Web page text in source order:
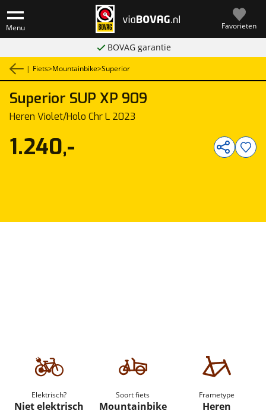
Menu Favorieten
BOVAG garantie
| Fiets>Mountainbike>Superior
Superior SUP XP 909
Heren Violet/Holo Chr L 2023
Elektrisch?
Niet elektrisch
Soort fiets
Mountainbike
Frametype
Heren
1.240,-